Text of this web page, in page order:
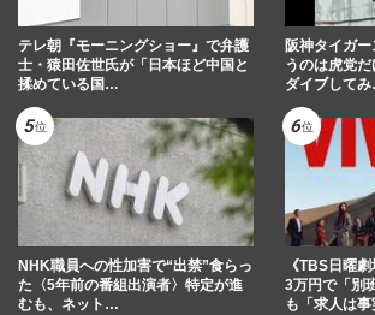
テレ朝『モーニングショー』で弁護
士・猿田佐世氏が「日本ほど中国と
揉めている国…
阪神タイガ
うのは虎党
ダイブして
NHK職員への性加害で“出禁”食らっ
た〈5年前の番組出演者〉特定が進
むも、ネット…
《TBS日曜
3万円で「別
も「求人は